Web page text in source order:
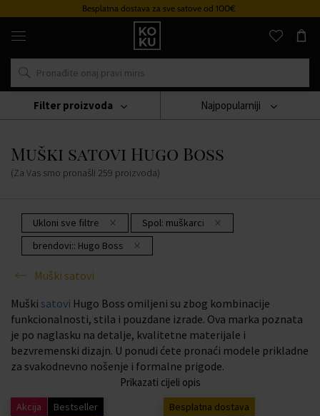
za sve satove od 100€
Originalni
parfemi
satovi
na
mjestu
Sat
Muški Satovi Muški Satovi Hugo Boss
Muški satovi Hugo Boss
(Za Vas smo pronašli 259 proizvoda)
Najpopularniji
Ukloni sve filtre Spol: muškarci
brendovi:: Hugo Boss
Muški satovi
Filter proizvoda
Muški satovi Hugo Boss omiljeni su zbog kombinacije
funkcionalnosti, stila i pouzdane izrade. Ova marka poznata
je po naglasku na detalje, kvalitetne materijale i
bezvremenski dizajn. U ponudi ćete pronaći modele prikladne
za svakodnevno nošenje i formalne prigode.
Prikazati cijeli opis
Akcija
Bestseller
Besplatna dostava